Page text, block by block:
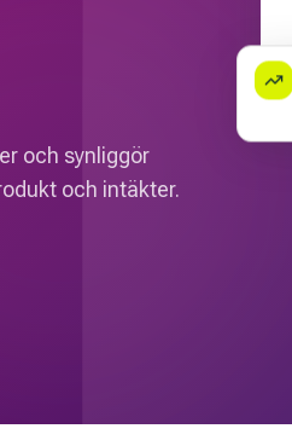
och synliggör
och intäkter.